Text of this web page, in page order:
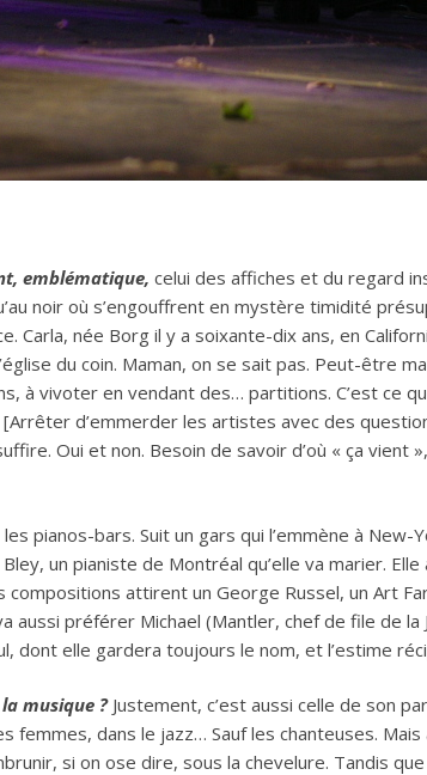
emblématique, celui des affiches et du regard
noir où s’engouffrent en mystère timidité
Carla, née Borg il y a soixante-dix ans, en
du coin. Maman, on se sait pas. Peut-être
à vivoter en vendant des… partitions. C’est ce
[Arrêter d’emmerder les artistes avec des
Oui et non. Besoin de savoir d’où « ça vient
pianos-bars. Suit un gars qui l’emmène à New-
un pianiste de Montréal qu’elle va marier. Elle
compositions attirent un George Russel, un Art
aussi préférer Michael (Mantler, chef de file de la
dont elle gardera toujours le nom, et l’estime
musique ?Justement, c’est aussi celle de son
femmes, dans le jazz… Sauf les chanteuses. Mais
si on ose dire, sous la chevelure. Tandis